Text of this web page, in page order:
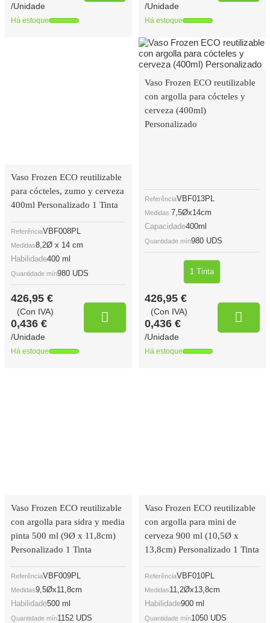
/Unidade
Há estoque
/Unidade
Há estoque
Vaso Frozen ECO reutilizable
para cócteles, zumo y cerveza
400ml Personalizado 1 Tinta
ReferênciaVBF008PL
Medidas8,2Ø x 14 cm
Habilidade400 ml
Quantidade mín980 UDS
426,95 €
(Con IVA)
0,436 €
/Unidade
Há estoque
Vaso Frozen ECO reutilizable
con argolla para cócteles y
cerveza (400ml)
Personalizado
ReferênciaVBF013PL
Medidas:7,5Øx14cm
Capacidade400ml
Quantidade mín980 UDS
1 Tinta
426,95 €
(Con IVA)
0,436 €
/Unidade
Há estoque
Vaso Frozen ECO reutilizable
con argolla para sidra y media
pinta 500 ml (9Ø x 11,8cm)
Personalizado 1 Tinta
ReferênciaVBF009PL
Medidas9,5Øx11,8cm
Habilidade500 ml
Quantidade mín1152 UDS
Vaso Frozen ECO reutilizable
con argolla para mini de
cerveza 900 ml (10,5Ø x
13,8cm) Personalizado 1 Tinta
ReferênciaVBF010PL
Medidas11,2Øx13,8cm
Habilidade900 ml
Quantidade mín1050 UDS